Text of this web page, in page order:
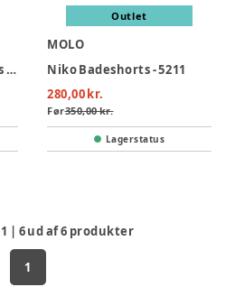
Hansi Badge Badeshorts - Aqua Stripe
Outlet
MOLO
Niko Badeshorts - 5211
280,00 kr.
Før350,00 kr.
Lagerstatus
1 | 6ud af6 produkter
1